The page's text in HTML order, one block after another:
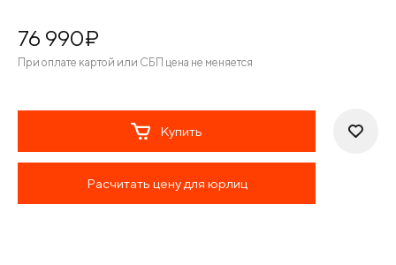
76 990¤
При оплате картой или СБП цена не меняется
Купить
Расчитать цену для юрлиц